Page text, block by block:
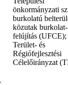
önkormányzati
burkolatú
közutak burkolat-
felújítás (UFCE);
Terület- és
Régiófejlesztési
Célelőirányzat